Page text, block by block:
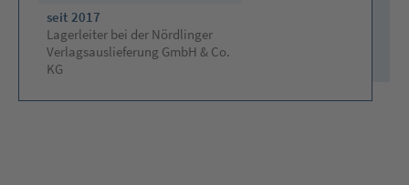
seit 2017
Lagerleiter bei der Nördlinger
Verlagsauslieferung GmbH & Co.
KG